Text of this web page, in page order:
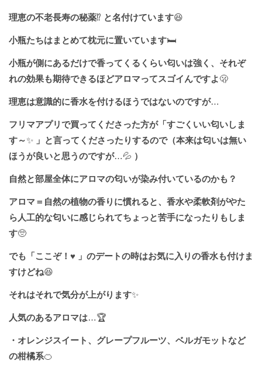
理恵の不老長寿の秘薬⁉️ と名付けています😆
小瓶たちはまとめて枕元に置いています🛏
小瓶が側にあるだけで香ってくるくらい匂いは強く、それぞ
れの効果も期待できるほどアロマってスゴイんですよ 🫢
理恵は意識的に香水を付けるほうではないのですが…
フリマアプリで買ってくださった方が「すごくいい匂いしま
す～✨ 」と言ってくださったりするので（本来は匂いは無い
ほうが良いと思うのですが…💦 ）
自然と部屋全体にアロマの匂いが染み付いているのかも？
アロマ＝自然の植物の香りに慣れると、香水や柔軟剤がやた
ら人工的な匂いに感じられてちょっと苦手になったりもしま
す🥺
でも「ここぞ！ ♥️ 」のデートの時はお気に入りの香水も付けま
すけどね😆
それはそれで気分が上がります✨
人気のあるアロマは…🏆
・オレンジスイート、グレープフルーツ、ベルガモットなど
の柑橘系🍊